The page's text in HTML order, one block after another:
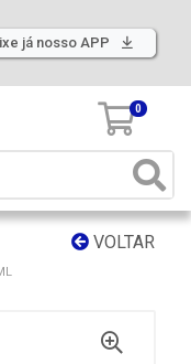
já nosso APP
0
VOLTAR